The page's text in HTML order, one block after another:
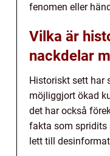
fenomen eller
Vilka är
nackdelar
Historiskt sett har
möjliggjort ökad
det har också
fakta som spridits
lett till